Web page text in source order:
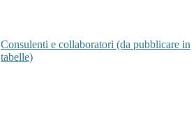
Consulenti e collaboratori (da pubblicare in
tabelle)